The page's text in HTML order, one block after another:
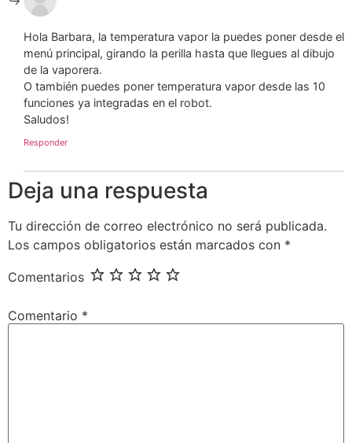
Hola Barbara, la temperatura vapor la puedes poner desde el
menú principal, girando la perilla hasta que llegues al dibujo
de la vaporera.
O también puedes poner temperatura vapor desde las 10
funciones ya integradas en el robot.
Saludos!
Responder
Deja una respuesta
Tu dirección de correo electrónico no será publicada.
Los campos obligatorios están marcados con *
Comentarios
Comentario *